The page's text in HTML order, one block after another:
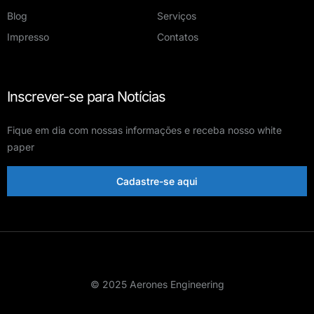
Blog
Serviços
Impresso
Contatos
Inscrever-se para Notícias
Fique em dia com nossas informações e receba nosso white
paper
Cadastre-se aqui
© 2025 Aerones Engineering